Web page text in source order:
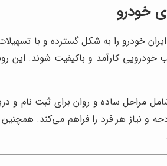
خودرو
کارآمد و باکیفیت شوند.
مراحل ساده و روان برای ثبت نام و
و نیاز هر فرد را فراهم می‌کند.